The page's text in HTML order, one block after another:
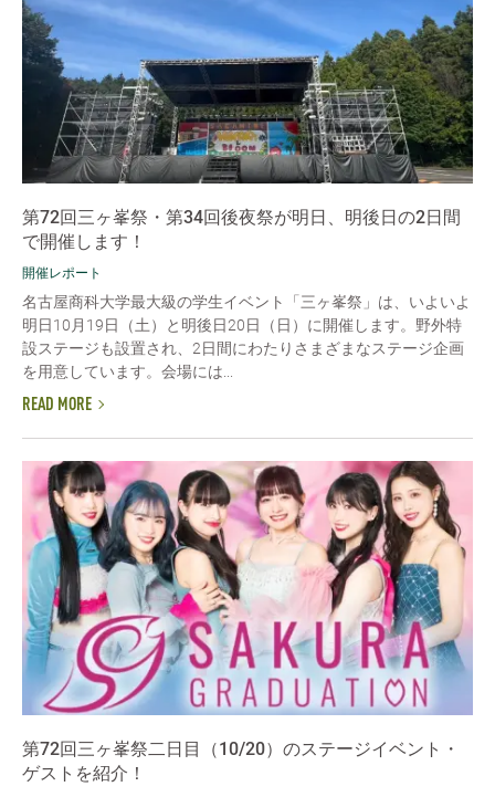
第72回三ヶ峯祭・第34回後夜祭が明日、明後日の2日間
で開催します！
開催レポート
名古屋商科大学最大級の学生イベント「三ヶ峯祭」は、いよいよ
明日10月19日（土）と明後日20日（日）に開催します。野外特
設ステージも設置され、2日間にわたりさまざまなステージ企画
を用意しています。会場には...
READ MORE
第72回三ヶ峯祭二日目（10/20）のステージイベント・
ゲストを紹介！